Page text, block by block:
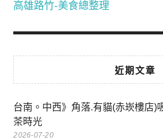
高雄路竹-美食總整理
近期文章
台南。中西》角落.有貓(赤崁樓店)
茶時光
2026-07-20